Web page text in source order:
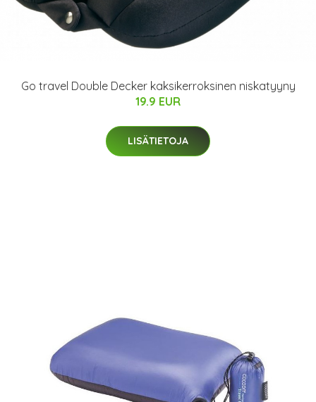
Go travel Double Decker kaksikerroksinen niskatyyny
19.9 EUR
LISÄTIETOJA